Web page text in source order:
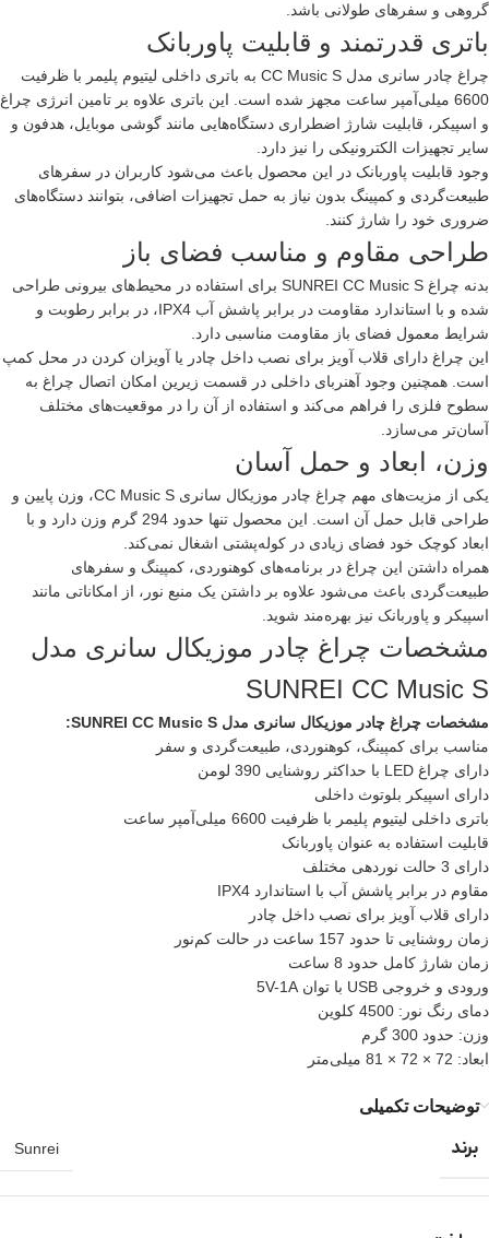
گروهی و سفرهای طولانی باشد.
باتری قدرتمند و قابلیت پاوربانک
چراغ چادر سانری مدل CC Music S به باتری داخلی لیتیوم پلیمر با ظرفیت
6600 میلی‌آمپر ساعت مجهز شده است. این باتری علاوه بر تامین انرژی چراغ
و اسپیکر، قابلیت شارژ اضطراری دستگاه‌هایی مانند گوشی موبایل، هدفون و
سایر تجهیزات الکترونیکی را نیز دارد.
وجود قابلیت پاوربانک در این محصول باعث می‌شود کاربران در سفرهای
طبیعت‌گردی و کمپینگ بدون نیاز به حمل تجهیزات اضافی، بتوانند دستگاه‌های
ضروری خود را شارژ کنند.
طراحی مقاوم و مناسب فضای باز
بدنه چراغ SUNREI CC Music S برای استفاده در محیط‌های بیرونی طراحی
شده و با استاندارد مقاومت در برابر پاشش آب IPX4، در برابر رطوبت و
شرایط معمول فضای باز مقاومت مناسبی دارد.
این چراغ دارای قلاب آویز برای نصب داخل چادر یا آویزان کردن در محل کمپ
است. همچنین وجود آهنربای داخلی در قسمت زیرین امکان اتصال چراغ به
سطوح فلزی را فراهم می‌کند و استفاده از آن را در موقعیت‌های مختلف
آسان‌تر می‌سازد.
وزن، ابعاد و حمل آسان
یکی از مزیت‌های مهم چراغ چادر موزیکال سانری CC Music S، وزن پایین و
طراحی قابل حمل آن است. این محصول تنها حدود 294 گرم وزن دارد و با
ابعاد کوچک خود فضای زیادی در کوله‌پشتی اشغال نمی‌کند.
همراه داشتن این چراغ در برنامه‌های کوهنوردی، کمپینگ و سفرهای
طبیعت‌گردی باعث می‌شود علاوه بر داشتن یک منبع نور، از امکاناتی مانند
اسپیکر و پاوربانک نیز بهره‌مند شوید.
مشخصات چراغ چادر موزیکال سانری مدل
SUNREI CC Music S
مشخصات چراغ چادر موزیکال سانری مدل SUNREI CC Music S:
مناسب برای کمپینگ، کوهنوردی، طبیعت‌گردی و سفر
دارای چراغ LED با حداکثر روشنایی 390 لومن
دارای اسپیکر بلوتوث داخلی
باتری داخلی لیتیوم پلیمر با ظرفیت 6600 میلی‌آمپر ساعت
قابلیت استفاده به عنوان پاوربانک
دارای 3 حالت نوردهی مختلف
مقاوم در برابر پاشش آب با استاندارد IPX4
دارای قلاب آویز برای نصب داخل چادر
زمان روشنایی تا حدود 157 ساعت در حالت کم‌نور
زمان شارژ کامل حدود 8 ساعت
ورودی و خروجی USB با توان 5V-1A
دمای رنگ نور: 4500 کلوین
وزن: حدود 300 گرم
ابعاد: 72 × 72 × 81 میلی‌متر
توضیحات تکمیلی
برند Sunrei